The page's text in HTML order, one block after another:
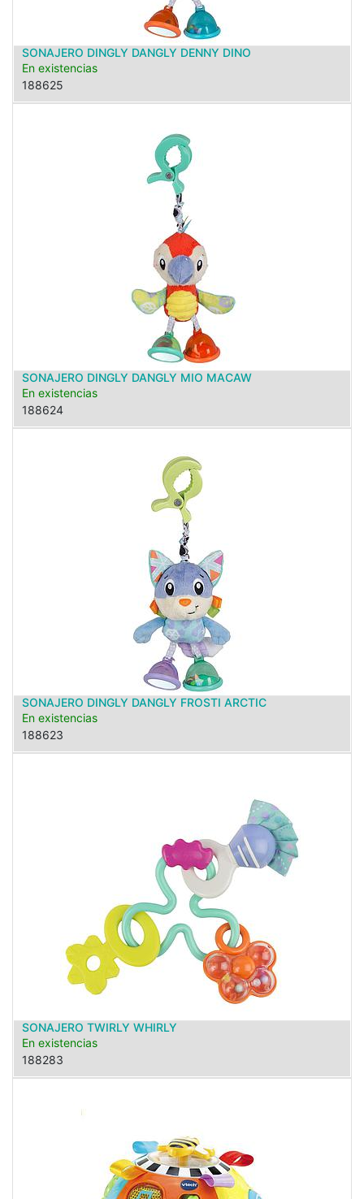
SONAJERO DINGLY DANGLY DENNY DINO
En existencias
188625
SONAJERO DINGLY DANGLY MIO MACAW
En existencias
188624
SONAJERO DINGLY DANGLY FROSTI ARCTIC
En existencias
188623
SONAJERO TWIRLY WHIRLY
En existencias
188283